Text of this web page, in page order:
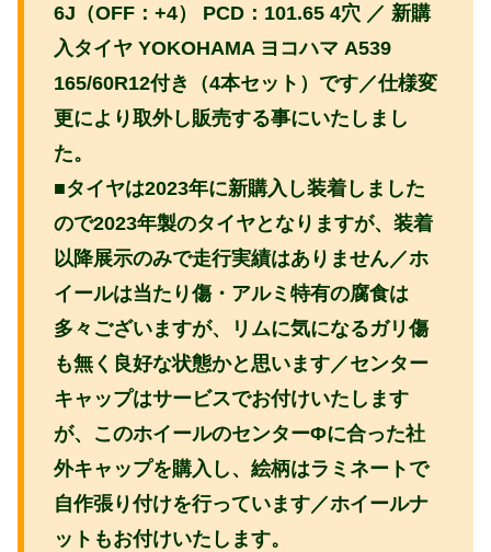
6J（OFF：+4） PCD：101.65 4穴 ／ 新購
入タイヤ YOKOHAMA ヨコハマ A539
165/60R12付き（4本セット）です／仕様変
更により取外し販売する事にいたしまし
た。
■タイヤは2023年に新購入し装着しました
ので2023年製のタイヤとなりますが、装着
以降展示のみで走行実績はありません／ホ
イールは当たり傷・アルミ特有の腐食は
多々ございますが、リムに気になるガリ傷
も無く良好な状態かと思います／センター
キャップはサービスでお付けいたします
が、このホイールのセンターΦに合った社
外キャップを購入し、絵柄はラミネートで
自作張り付けを行っています／ホイールナ
ットもお付けいたします。